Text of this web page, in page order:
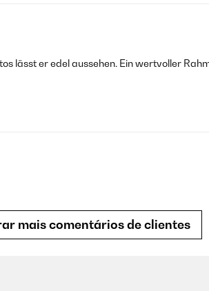
!
lässt er edel aussehen. Ein wertvoller
mais comentários de clientes